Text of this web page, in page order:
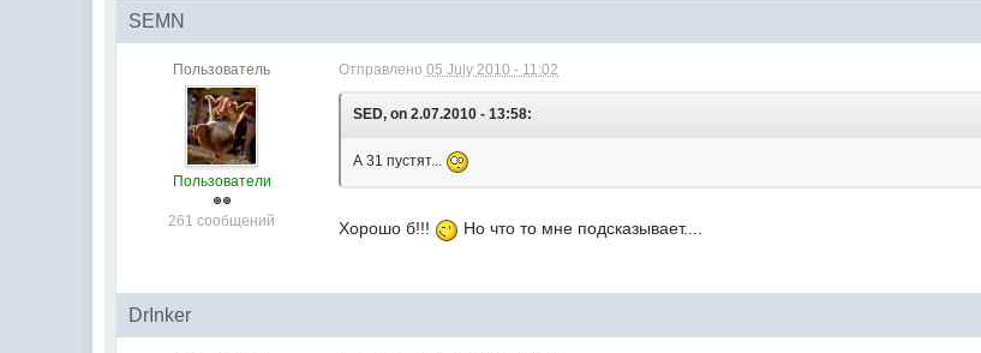
SEMN
Пользователь
Пользователи
261 сообщений
Отправлено05 July 2010 - 11:02
SED, on 2.07.2010 - 13:58:
А 31 пустят...
Хорошо б!!! Но что то мне подсказывает....
DrInker